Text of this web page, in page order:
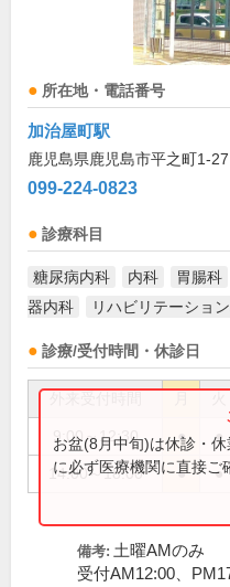
所在地・電話番号
加治屋町駅
鹿児島県鹿児島市平之町1-27
099-224-0823
診療科目
糖尿病内科 内科 胃腸科
器内科
リハビリテーショ
診療/受付時間・休診日
9:00～12:30 ● ●
14:00～18:00 ● ●
お盆(8月中旬)は休診・
に必ず医療機関に直接ご
備考: 土曜AMのみ
受付AM12:00、